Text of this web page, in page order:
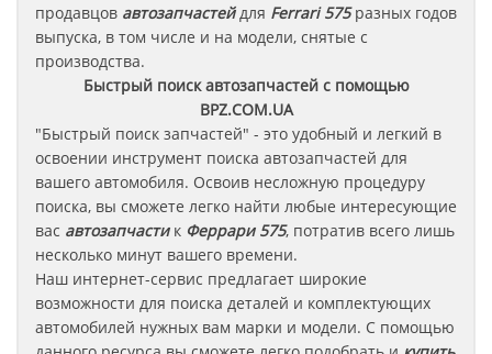
продавцов автозапчастейдля Ferrari 575разных годов
выпуска, в том числе и на модели, снятые с
производства.
Быстрый поиск автозапчастей с помощью
BPZ.COM.UA
"Быстрый поиск запчастей" - это удобный и легкий в
освоении инструмент поиска автозапчастей для
вашего автомобиля. Освоив несложную процедуру
поиска, вы сможете легко найти любые интересующие
вас автозапчастик Феррари 575, потратив всего лишь
несколько минут вашего времени.
Наш интернет-сервис предлагает широкие
возможности для поиска деталей и комплектующих
автомобилей нужных вам марки и модели. С помощью